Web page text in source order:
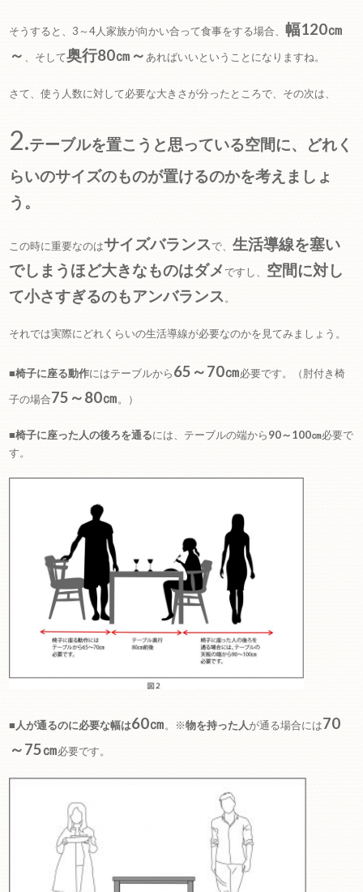
そうすると、3～4人家族が向かい合って食事をする場合、幅120㎝
～
、そして奥行80㎝～ あればいいということになりますね。
さて、使う人数に対して必要な大きさが分ったところで、その次は、
2.テーブルを置こうと思っている空間に、どれく
らいのサイズのものが置けるのかを考えましょ
う。
この時に重要なのはサイズバランスで、生活導線を塞い
でしまうほど大きなものはダメですし、 空間に対し
て小さすぎるのもアンバランス 。
それでは実際にどれくらいの生活導線が必要なのかを見てみましょう。
■椅子に座る動作にはテーブルから65～70㎝必要です。（肘付き椅
子の場合75～80㎝。）
■椅子に座った人の後ろを通るには、テーブルの端から90～100㎝必要で
す。
■ 人が通るのに必要な幅は60㎝。※物を持った人が通る場合には70
～75㎝必要です。